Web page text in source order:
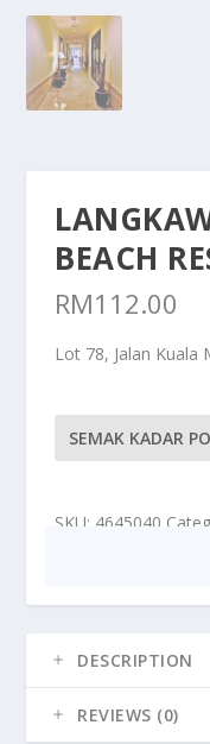
BEACH
RM112.00
Lot 78, Jalan
SEMAK KADAR
SKU: 4645040
DESCRIPTION
REVIEWS (0)